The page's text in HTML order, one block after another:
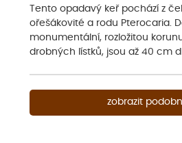
Tento opadavý keř pochází z
ořešákovité a rodu Pterocaria.
monumentální, rozložitou
drobných lístků, jsou až 40 cm
zobrazit